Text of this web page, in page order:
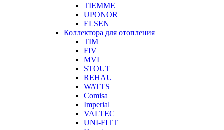
TIEMME
UPONOR
ELSEN
Коллектора для отопления
TIM
FIV
MVI
STOUT
REHAU
WATTS
Comisa
Imperial
VALTEC
UNI-FITT